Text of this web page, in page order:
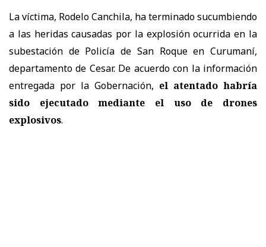
La víctima, Rodelo Canchila, ha terminado sucumbiendo
a las heridas causadas por la explosión ocurrida en la
subestación de Policía de San Roque en Curumaní,
departamento de Cesar. De acuerdo con la información
entregada por la Gobernación, el atentado habría
sido ejecutado mediante el uso de drones
explosivos.